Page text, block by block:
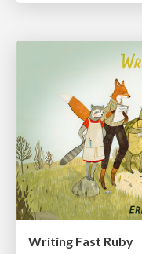
Writing Fast Ruby